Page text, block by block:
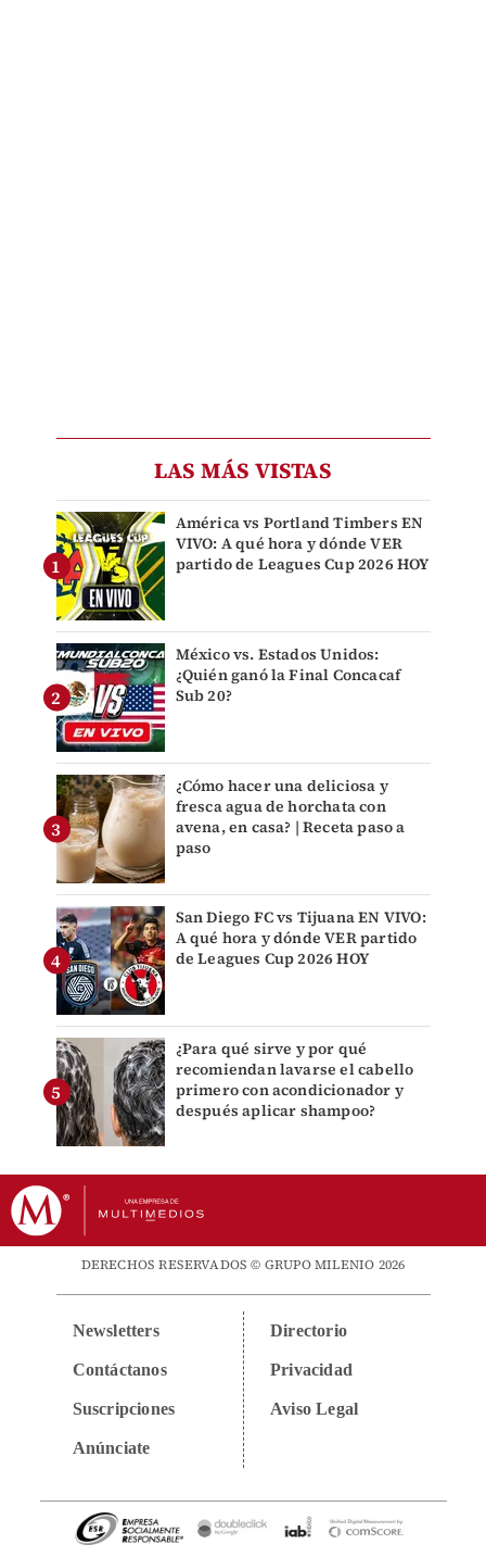
LAS MÁS VISTAS
América vs Portland Timbers EN
VIVO: A qué hora y dónde VER
partido de Leagues Cup 2026 HOY
México vs. Estados Unidos:
¿Quién ganó la Final Concacaf
Sub 20?
¿Cómo hacer una deliciosa y
fresca agua de horchata con
avena, en casa? | Receta paso a
paso
San Diego FC vs Tijuana EN VIVO:
A qué hora y dónde VER partido
de Leagues Cup 2026 HOY
¿Para qué sirve y por qué
recomiendan lavarse el cabello
primero con acondicionador y
después aplicar shampoo?
DERECHOS RESERVADOS © GRUPO MILENIO 2026
Newsletters
Contáctanos
Suscripciones
Anúnciate
Directorio
Privacidad
Aviso Legal